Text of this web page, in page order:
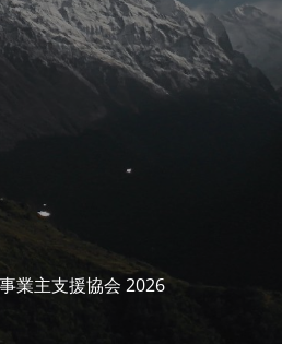
業主支援協会 2026